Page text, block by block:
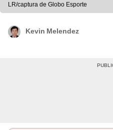
LR/captura de Globo Esporte
Kevin Melendez